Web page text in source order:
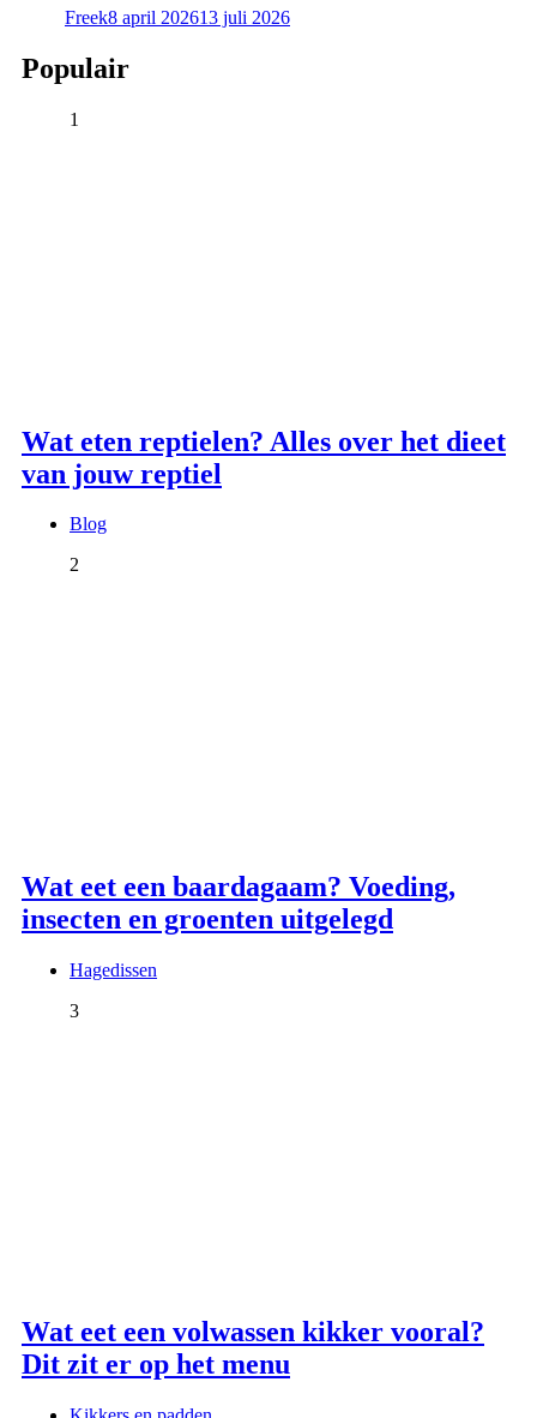
Freek8 april 202613 juli 2026
Populair
1
Wat eten reptielen? Alles over het dieet
van jouw reptiel
Blog
2
Wat eet een baardagaam? Voeding,
insecten en groenten uitgelegd
Hagedissen
3
Wat eet een volwassen kikker vooral?
Dit zit er op het menu